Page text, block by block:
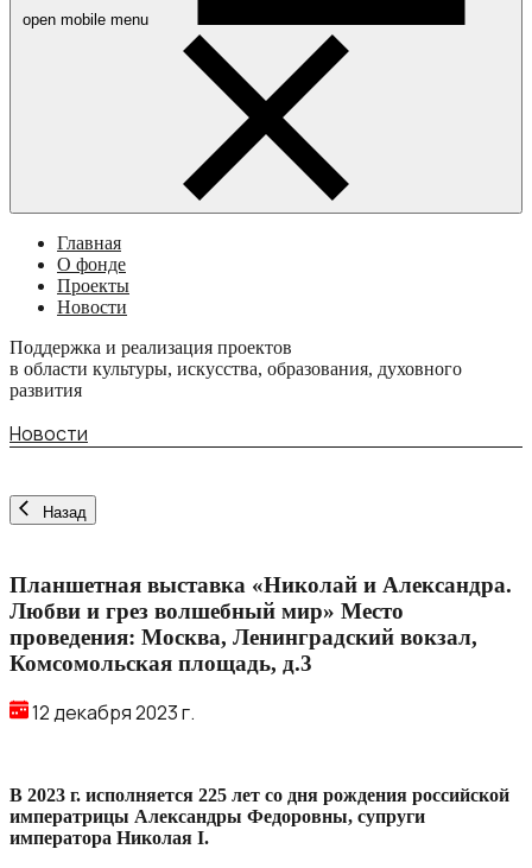
open mobile menu
Главная
О фонде
Проекты
Новости
Поддержка и реализация проектов
в области культуры, искусства, образования, духовного
развития
Новости
Назад
Планшетная выставка «Николай и Александра.
Любви и грез волшебный мир» Место
проведения: Москва, Ленинградский вокзал,
Комсомольская площадь, д.3
12 декабря 2023 г.
В 2023 г. исполняется 225 лет со дня рождения российской
императрицы Александры Федоровны, супруги
императора Николая I.